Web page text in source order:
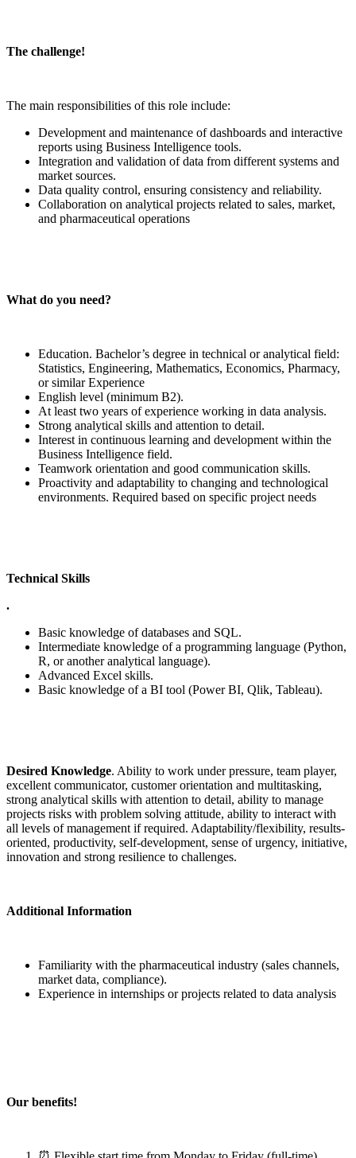
The challenge!
The main responsibilities of this role include:
Development and maintenance of dashboards and interactive
reports using Business Intelligence tools.
Integration and validation of data from different systems and
market sources.
Data quality control, ensuring consistency and reliability.
Collaboration on analytical projects related to sales, market,
and pharmaceutical operations
What do you need?
Education. Bachelor’s degree in technical or analytical field:
Statistics, Engineering, Mathematics, Economics, Pharmacy,
or similar Experience
English level (minimum B2).
At least two years of experience working in data analysis.
Strong analytical skills and attention to detail.
Interest in continuous learning and development within the
Business Intelligence field.
Teamwork orientation and good communication skills.
Proactivity and adaptability to changing and technological
environments. Required based on specific project needs
Technical Skills
.
Basic knowledge of databases and SQL.
Intermediate knowledge of a programming language (Python,
R, or another analytical language).
Advanced Excel skills.
Basic knowledge of a BI tool (Power BI, Qlik, Tableau).
Desired Knowledge. Ability to work under pressure, team player,
excellent communicator, customer orientation and multitasking,
strong analytical skills with attention to detail, ability to manage
projects risks with problem solving attitude, ability to interact with
all levels of management if required. Adaptability/flexibility, results-
oriented, productivity, self-development, sense of urgency, initiative,
innovation and strong resilience to challenges.
Additional Information
Familiarity with the pharmaceutical industry (sales channels,
market data, compliance).
Experience in internships or projects related to data analysis
Our benefits!